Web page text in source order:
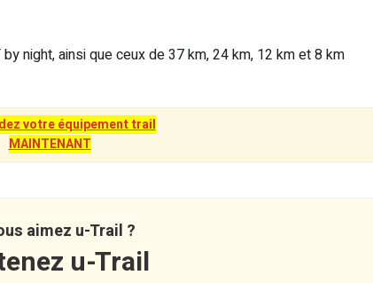
night, ainsi que ceux de 37 km, 24 km, 12 km et 8 km
votre équipement trail
MAINTENANT
aimez u-Trail ?
u-Trail